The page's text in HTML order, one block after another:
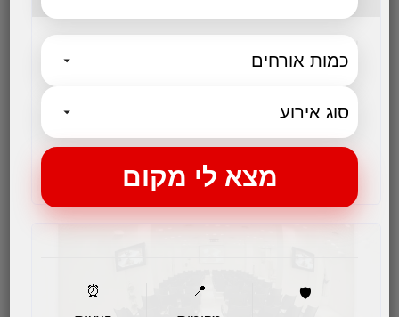
אלמא, מלון ומרכז אמנויות המשלב באופן ייחודי אירוח
🛡️
📍
⏰